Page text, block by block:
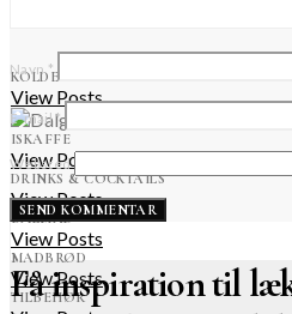
KOLDE DRIKKE
View Posts
ISKAFFE
View Posts
DRINKS & COCKTAILS
View Posts
BÅLMAD
View Posts
MADBRØD
View Posts
TILBEHØR
Navn*
E-mail*
Websted
Få inspiration til